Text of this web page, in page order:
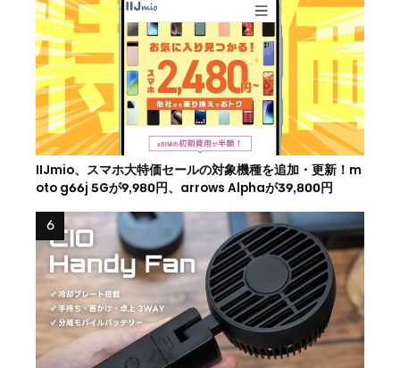
IIJmio、スマホ大特価セールの対象機種を追加・更新！m
oto g66j 5Gが9,980円、arrows Alphaが39,800円